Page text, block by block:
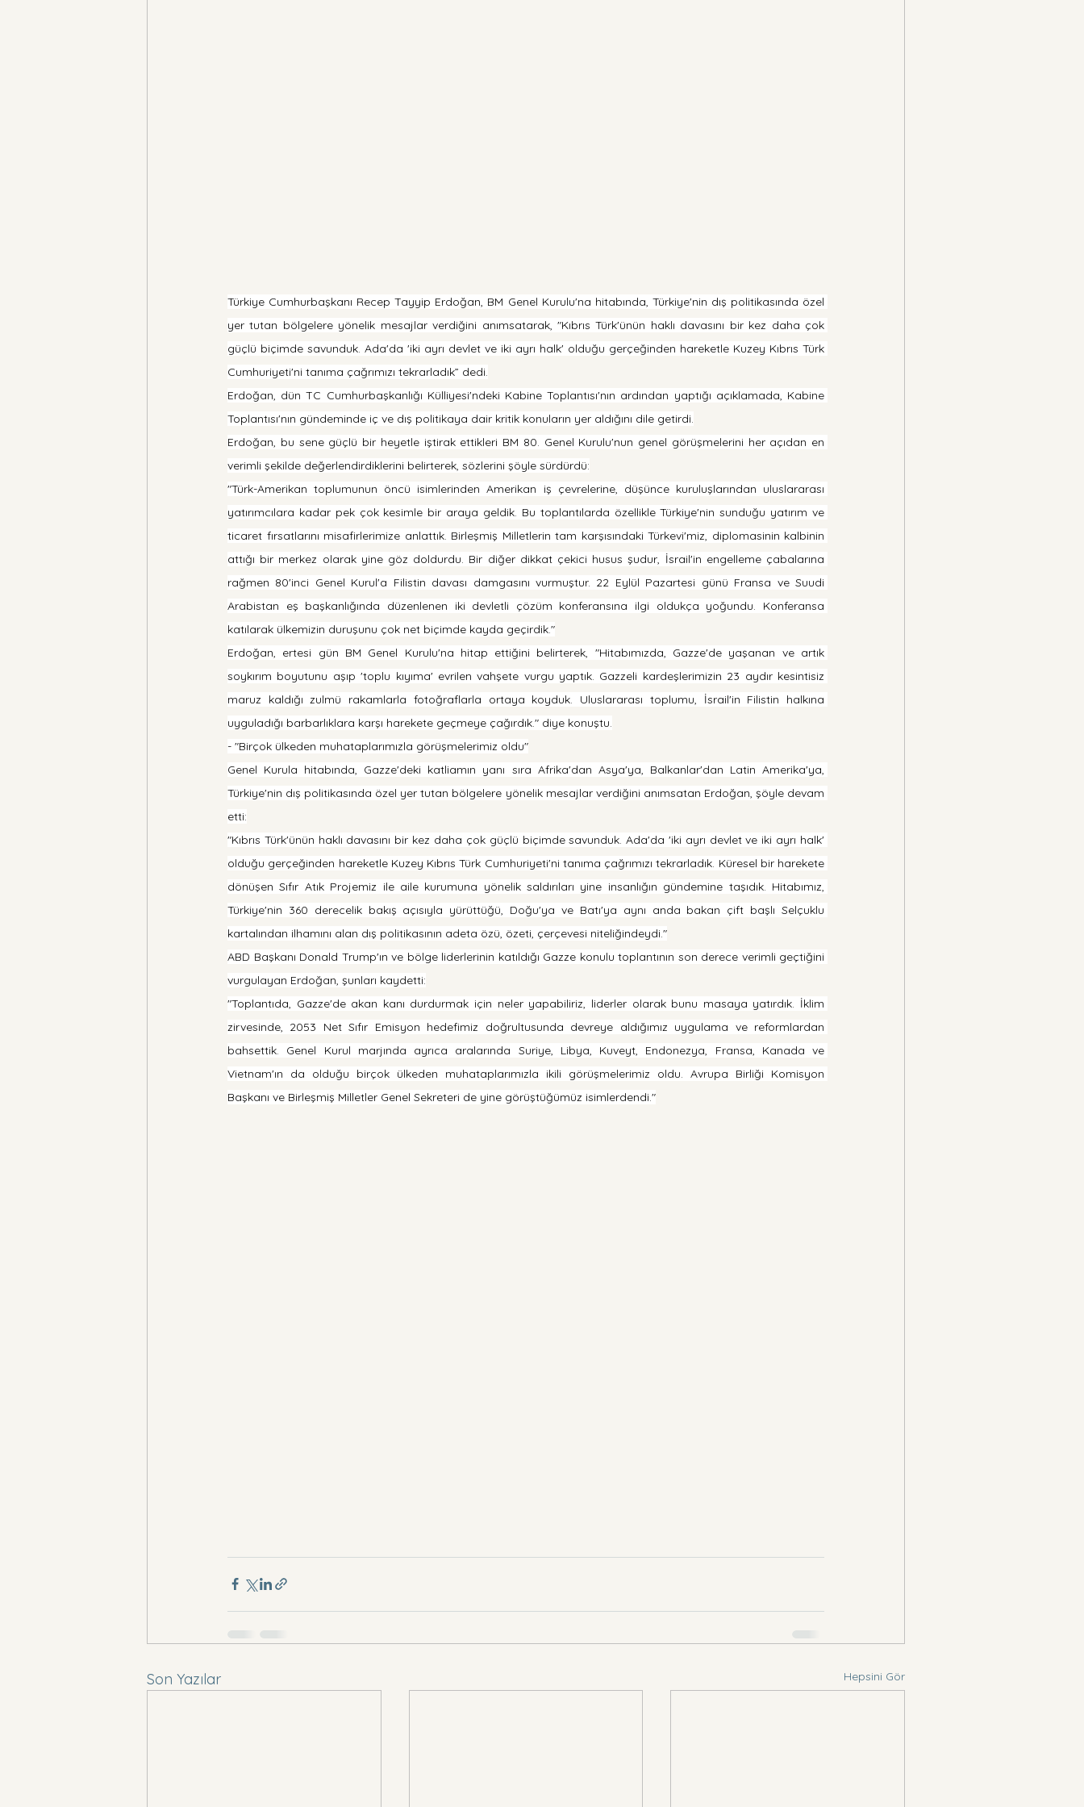
Türkiye Cumhurbaşkanı Recep Tayyip Erdoğan, BM Genel Kurulu'na hitabında, Türkiye'nin dış politikasında özel
yer tutan bölgelere yönelik mesajlar verdiğini anımsatarak, "Kıbrıs Türk'ünün haklı davasını bir kez daha çok
güçlü biçimde savunduk. Ada'da 'iki ayrı devlet ve iki ayrı halk' olduğu gerçeğinden hareketle Kuzey Kıbrıs Türk
Cumhuriyeti'ni tanıma çağrımızı tekrarladık” dedi.
Erdoğan, dün TC Cumhurbaşkanlığı Külliyesi'ndeki Kabine Toplantısı'nın ardından yaptığı açıklamada, Kabine
Toplantısı'nın gündeminde iç ve dış politikaya dair kritik konuların yer aldığını dile getirdi.
Erdoğan, bu sene güçlü bir heyetle iştirak ettikleri BM 80. Genel Kurulu'nun genel görüşmelerini her açıdan en
verimli şekilde değerlendirdiklerini belirterek, sözlerini şöyle sürdürdü:
"Türk-Amerikan toplumunun öncü isimlerinden Amerikan iş çevrelerine, düşünce kuruluşlarından uluslararası
yatırımcılara kadar pek çok kesimle bir araya geldik. Bu toplantılarda özellikle Türkiye'nin sunduğu yatırım ve
ticaret fırsatlarını misafirlerimize anlattık. Birleşmiş Milletlerin tam karşısındaki Türkevi'miz, diplomasinin kalbinin
attığı bir merkez olarak yine göz doldurdu. Bir diğer dikkat çekici husus şudur, İsrail'in engelleme çabalarına
rağmen 80'inci Genel Kurul'a Filistin davası damgasını vurmuştur. 22 Eylül Pazartesi günü Fransa ve Suudi
Arabistan eş başkanlığında düzenlenen iki devletli çözüm konferansına ilgi oldukça yoğundu. Konferansa
katılarak ülkemizin duruşunu çok net biçimde kayda geçirdik."
Erdoğan, ertesi gün BM Genel Kurulu'na hitap ettiğini belirterek, "Hitabımızda, Gazze'de yaşanan ve artık
soykırım boyutunu aşıp 'toplu kıyıma' evrilen vahşete vurgu yaptık. Gazzeli kardeşlerimizin 23 aydır kesintisiz
maruz kaldığı zulmü rakamlarla fotoğraflarla ortaya koyduk. Uluslararası toplumu, İsrail'in Filistin halkına
uyguladığı barbarlıklara karşı harekete geçmeye çağırdık." diye konuştu.
- "Birçok ülkeden muhataplarımızla görüşmelerimiz oldu"
Genel Kurula hitabında, Gazze'deki katliamın yanı sıra Afrika'dan Asya'ya, Balkanlar'dan Latin Amerika'ya,
Türkiye'nin dış politikasında özel yer tutan bölgelere yönelik mesajlar verdiğini anımsatan Erdoğan, şöyle devam
etti:
"Kıbrıs Türk'ünün haklı davasını bir kez daha çok güçlü biçimde savunduk. Ada'da 'iki ayrı devlet ve iki ayrı halk'
olduğu gerçeğinden hareketle Kuzey Kıbrıs Türk Cumhuriyeti'ni tanıma çağrımızı tekrarladık. Küresel bir harekete
dönüşen Sıfır Atık Projemiz ile aile kurumuna yönelik saldırıları yine insanlığın gündemine taşıdık. Hitabımız,
Türkiye'nin 360 derecelik bakış açısıyla yürüttüğü, Doğu'ya ve Batı'ya aynı anda bakan çift başlı Selçuklu
kartalından ilhamını alan dış politikasının adeta özü, özeti, çerçevesi niteliğindeydi."
ABD Başkanı Donald Trump'ın ve bölge liderlerinin katıldığı Gazze konulu toplantının son derece verimli geçtiğini
vurgulayan Erdoğan, şunları kaydetti:
"Toplantıda, Gazze'de akan kanı durdurmak için neler yapabiliriz, liderler olarak bunu masaya yatırdık. İklim
zirvesinde, 2053 Net Sıfır Emisyon hedefimiz doğrultusunda devreye aldığımız uygulama ve reformlardan
bahsettik. Genel Kurul marjında ayrıca aralarında Suriye, Libya, Kuveyt, Endonezya, Fransa, Kanada ve
Vietnam'ın da olduğu birçok ülkeden muhataplarımızla ikili görüşmelerimiz oldu. Avrupa Birliği Komisyon
Başkanı ve Birleşmiş Milletler Genel Sekreteri de yine görüştüğümüz isimlerdendi."
Son Yazılar Hepsini Gör